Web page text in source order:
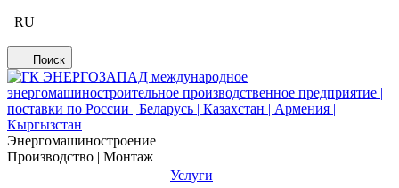
RU
Поиск
Энергомашиностроение
Производство | Монтаж
Услуги